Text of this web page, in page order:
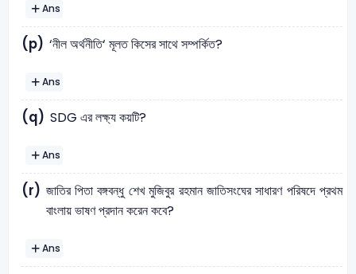
Ans
(p) ‘নীল অর্থনীতি‘ মূলত কিসের সাথে সম্পর্কিত?
Ans
(q) SDG এর লক্ষ্য কয়টি?
Ans
(r) জাতির পিতা বঙ্গবন্ধু শেখ মুজিবুর রহমান জাতিসংঘের সাধারণ পরিষদে প্রথম
বাংলায় ভাষণ প্রদান করেন কবে?
Ans